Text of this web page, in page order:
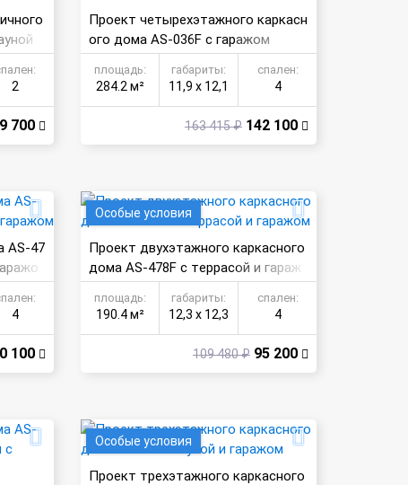
2
700
Проект четырехэтажного каркасн
ого дома AS-036F с гаражом
площадь:
284.2 м²
габариты:
11,9 х 12,1
спален:
4
163 415 ₽ 142 100
AS-47
4
100
Особые условия
Проект двухэтажного каркасного
дома AS-478F с террасой и гараж
ом
площадь:
190.4 м²
габариты:
12,3 х 12,3
спален:
4
109 480 ₽ 95 200
Особые условия
Проект трехэтажного каркасного